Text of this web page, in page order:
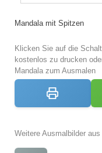
Mandala mit Spitzen
Klicken Sie auf die
kostenlos zu drucken
Mandala zum Ausmalen
Weitere Ausmalbilder